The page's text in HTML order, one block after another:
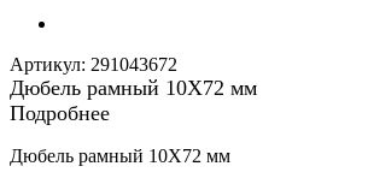
Артикул: 291043672
Дюбель рамный 10X72 мм
Подробнее
Дюбель рамный 10X72 мм